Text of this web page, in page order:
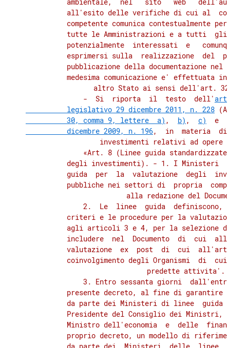
all'esito delle verifiche di cui al
competente comunica contestualmente
tutte le Amministrazioni e a tutti
potenzialmente  interessati  e
esprimersi sulla  realizzazione  del
pubblicazione della documentazione nel
medesima comunicazione e' effettuata
altro Stato ai sensi dell'art.
              -  Si  riporta  il  testo  dell'
          legislativo 29 dicembre 2011, n. 228
          30, comma 9, lettere  a)
, b) , c)
  e
          dicembre 2009, n. 196
,  in  materia  di
investimenti relativi ad opere
«Art. 8 (Linee guida
degli investimenti). - 1. I Ministeri
guida  per  la  valutazione  degli
pubbliche nei settori di  propria
alla redazione del
2.  Le  linee  guida  definiscono,
criteri e le procedure per la
agli articoli 3 e 4, per la selezione
includere  nel  Documento  di  cui
valutazione  ex  post  di  cui
coinvolgimento degli Organismi  di
          predette attivita'.
3. Entro sessanta giorni
presente decreto, al fine di garantire
da parte dei Ministeri di linee  guida
Presidente del Consiglio dei Ministri,
Ministro dell'economia  e  delle
proprio decreto, un modello di